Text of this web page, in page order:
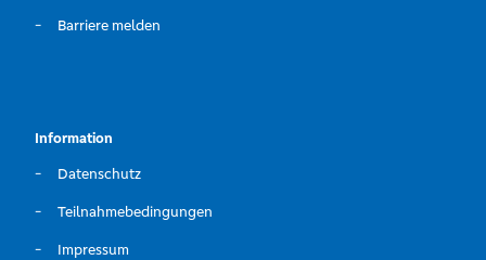
Barriere melden
Information
Datenschutz
Teilnahmebedingungen
Impressum